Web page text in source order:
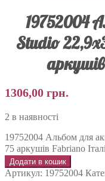
19752004
Studio
1306,00 грн.
2 в наявності
19752004 Альбом для
75 аркушів Fabriano
Додати в кошик
Артикул: 19752004